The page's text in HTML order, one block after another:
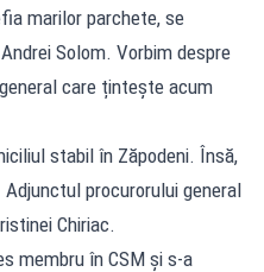
marilor parchete, se
Solom. Vorbim despre
care țintește acum
stabil în Zăpodeni. Însă,
procurorului general
Chiriac.
membru în CSM și s-a